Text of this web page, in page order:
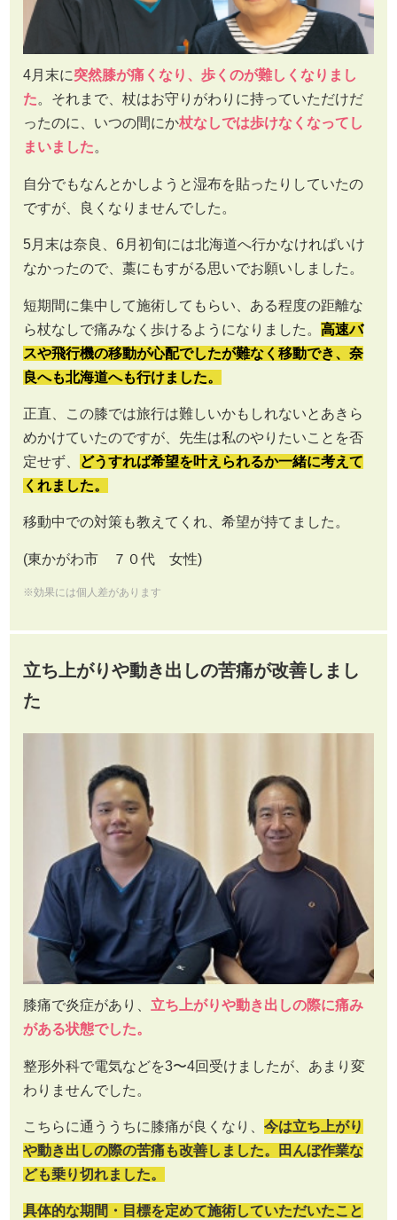
4月末に突然膝が痛くなり、歩くのが難しくなりまし
た。それまで、杖はお守りがわりに持っていただけだ
ったのに、いつの間にか杖なしでは歩けなくなってし
まいました。
自分でもなんとかしようと湿布を貼ったりしていたの
ですが、良くなりませんでした。
5月末は奈良、6月初旬には北海道へ行かなければいけ
なかったので、藁にもすがる思いでお願いしました。
短期間に集中して施術してもらい、ある程度の距離な
ら杖なしで痛みなく歩けるようになりました。 高速バ
スや飛行機の移動が心配でしたが難なく移動でき、奈
良へも北海道へも行けました。
正直、この膝では旅行は難しいかもしれないとあきら
めかけていたのですが、先生は私のやりたいことを否
定せず、
どうすれば希望を叶えられるか一緒に考えて
くれました。
移動中での対策も教えてくれ、希望が持てました。
(東かがわ市 ７０代 女性)
※効果には個人差があります
立ち上がりや動き出しの苦痛が改善しまし
た
膝痛で炎症があり、 立ち上がりや動き出しの際に痛み
がある状態でした。
整形外科で電気などを3〜4回受けましたが、あまり変
わりませんでした。
こちらに通ううちに膝痛が良くなり、 今は立ち上がり
や動き出しの際の苦痛も改善しました。田んぼ作業な
ども乗り切れました。
具体的な期間・目標を定めて施術していただいたこと